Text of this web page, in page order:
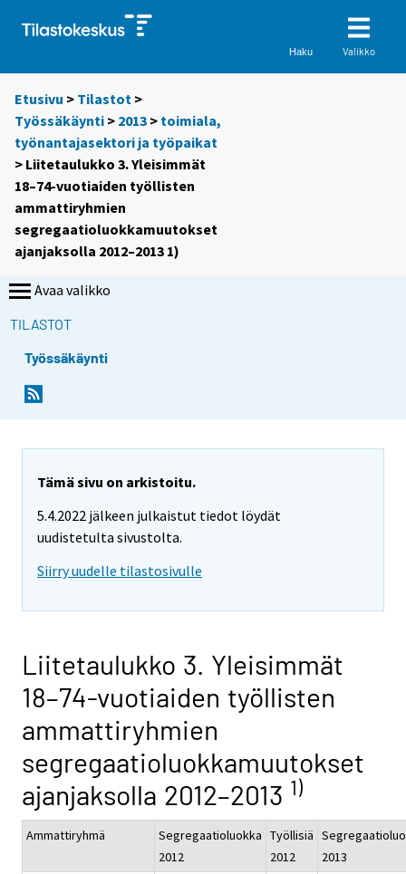
Haku Valikko
Etusivu > Tilastot >
Työssäkäynti > 2013 > toimiala,
työnantajasektori ja työpaikat
> Liitetaulukko 3. Yleisimmät
18–74-vuotiaiden työllisten
ammattiryhmien
segregaatioluokkamuutokset
ajanjaksolla 2012–2013 1)
Avaa valikko
TILASTOT
Työssäkäynti
Tämä sivu on arkistoitu.
5.4.2022 jälkeen julkaistut tiedot löydät
uudistetulta sivustolta.
Siirry uudelle tilastosivulle
Liitetaulukko 3. Yleisimmät
18–74-vuotiaiden työllisten
ammattiryhmien
segregaatioluokkamuutokset
ajanjaksolla 2012–2013 1)
Ammattiryhmä
Segregaatioluokka
2012
Työllisiä
2012
2013